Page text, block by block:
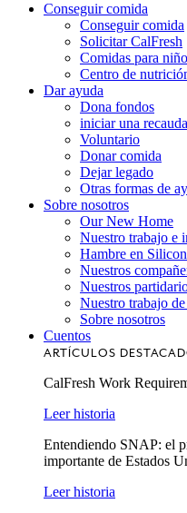
Conseguir comida
Conseguir comida
Solicitar CalFresh
Comidas para
Centro de
Dar ayuda
Dona fondos
iniciar una
Voluntario
Donar comida
Dejar legado
Otras formas de
Sobre nosotros
Our New Home
Nuestro trabajo e
Hambre en
Nuestros
Nuestros
Nuestro trabajo
Sobre nosotros
Cuentos
ARTÍCULOS
CalFresh Work
Leer historia
Entendiendo SNAP: el
importante de Estados
Leer historia